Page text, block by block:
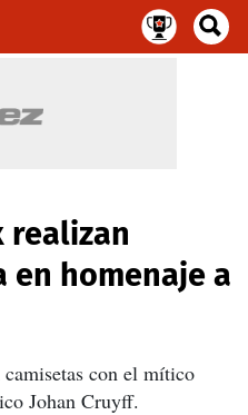
realizan
en homenaje a
con el mítico
Johan Cruyff.